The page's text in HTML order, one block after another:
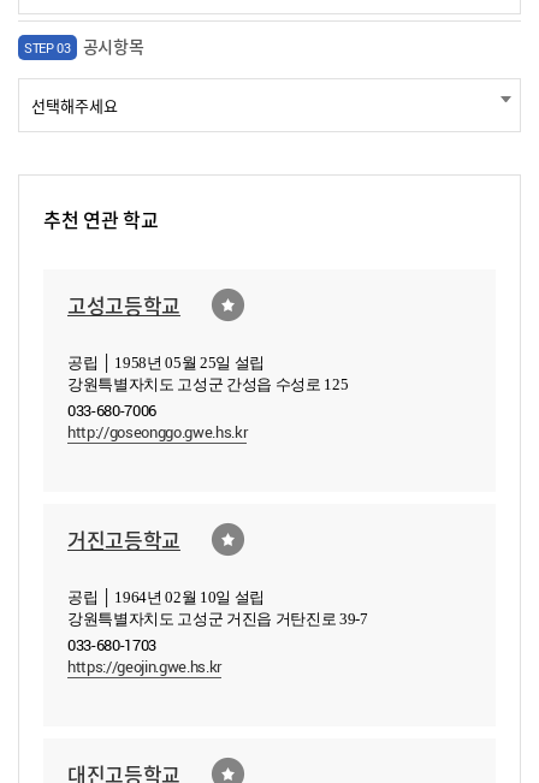
STEP 03 공시항목
추천 연관 학교
고성고등학교
공립 │ 1958년 05월 25일 설립
강원특별자치도 고성군 간성읍 수성로 125
033-680-7006
http://goseonggo.gwe.hs.kr
거진고등학교
공립 │ 1964년 02월 10일 설립
강원특별자치도 고성군 거진읍 거탄진로 39-7
033-680-1703
https://geojin.gwe.hs.kr
대진고등학교